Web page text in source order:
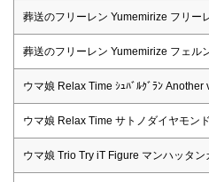
葬送のフリーレン Yumemirize フリー
葬送のフリーレン Yumemirize フェル
ウマ娘 Relax Time ｼｭﾊﾞﾙｸﾞﾗﾝ Another
ウマ娘 Relax Time サトノダイヤモンド
ウマ娘 Trio Try iT Figure マンハッタン